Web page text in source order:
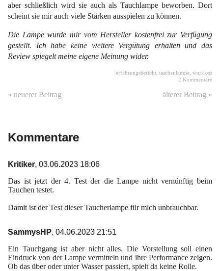
aber schließlich wird sie auch als Tauchlampe beworben. Dort
scheint sie mir auch viele Stärken ausspielen zu können.
Die Lampe wurde mir vom Hersteller kostenfrei zur Verfügung
gestellt. Ich habe keine weitere Vergütung erhalten und das
Review spiegelt meine eigene Meinung wider.
erfahrungsbericht taschenlampe wurkkos
2 Kommentare
« neuerer Beitrag älterer Beitrag »
Kommentare
Kritiker, 03.06.2023 18:06
Das ist jetzt der 4. Test der die Lampe nicht vernünftig beim
Tauchen testet.
Damit ist der Test dieser Taucherlampe für mich unbrauchbar.
SammysHP, 04.06.2023 21:51
Ein Tauchgang ist aber nicht alles. Die Vorstellung soll einen
Eindruck von der Lampe vermitteln und ihre Performance zeigen.
Ob das über oder unter Wasser passiert, spielt da keine Rolle.